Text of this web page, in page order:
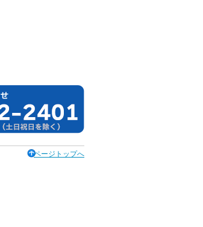
ページトップへ